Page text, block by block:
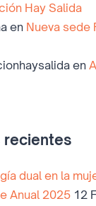
Hay Salida
en Nueva sede
en
recientes
dual en la
Anual 2025 12